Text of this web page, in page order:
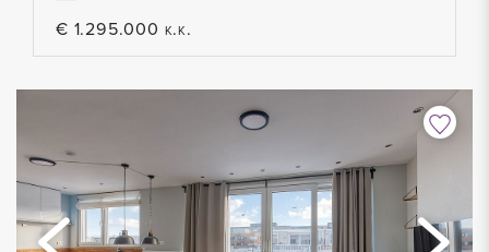
- Complete badkamer
- Zonnig terras gelegen op het westen
- € 255,- voorschot
gas/water/elektriciteit/internet/tv/servicekosten
- Minimale huurperiode 1 jaar
€ 1.295.000 k.k.